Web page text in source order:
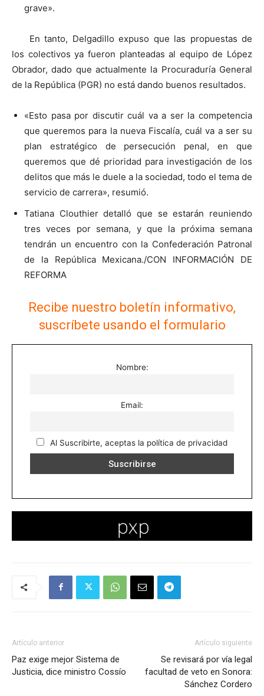
grave».
En tanto, Delgadillo expuso que las propuestas de
los colectivos ya fueron planteadas al equipo de López
Obrador, dado que actualmente la Procuraduría General
de la República (PGR) no está dando buenos resultados.
«Esto pasa por discutir cuál va a ser la competencia
que queremos para la nueva Fiscalía, cuál va a ser su
plan estratégico de persecución penal, en que
queremos que dé prioridad para investigación de los
delitos que más le duele a la sociedad, todo el tema de
servicio de carrera», resumió.
Tatiana Clouthier detalló que se estarán reuniendo
tres veces por semana, y que la próxima semana
tendrán un encuentro con la Confederación Patronal
de la República Mexicana./CON INFORMACIÓN DE
REFORMA
Recibe nuestro boletín informativo,
suscríbete usando el formulario
Nombre:
Email:
Al Suscribirte, aceptas la política de privacidad
Artículo anterior
Paz exige mejor Sistema de
Justicia, dice ministro Cossío
Artículo siguiente
Se revisará por vía legal
facultad de veto en Sonora:
Sánchez Cordero